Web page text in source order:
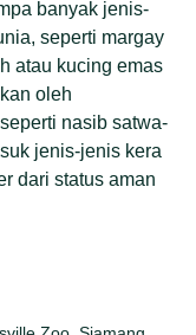
banyak jenis-
seperti margay
atau kucing emas
oleh
nasib satwa-
jenis-jenis kera
dari status aman